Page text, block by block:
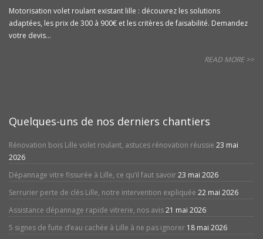
Motorisation volet roulant existant lille : découvrez les solutions
adaptées, les prix de 300 à 900€ et les critères de faisabilité. Demandez
votre devis...
READ MORE >>
Quelques-uns de nos derniers chantiers
Rénovation bois Lille volet roulant, astuces rénovation réussie 23 mai
2026
Dépannage vitre fissurée à Lille, ce qu’il faut savoir23 mai 2026
Serrurier perte de clés Lille, notre intervention expliquée 22 mai 2026
Assistance dépannage rapide vitrerie, nos avis21 mai 2026
5 signes de fuite d’eau cachée à Lille à ne pas ignorer 18 mai 2026